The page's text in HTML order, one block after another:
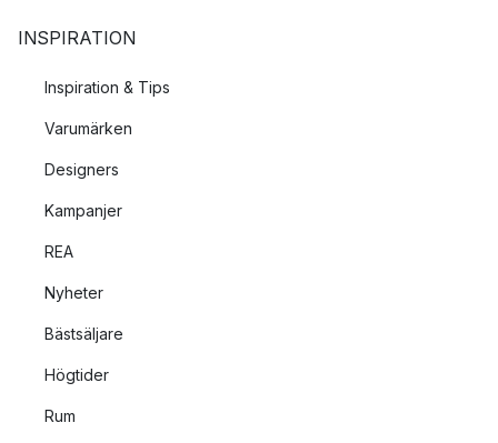
INSPIRATION
Inspiration & Tips
Varumärken
Designers
Kampanjer
REA
Nyheter
Bästsäljare
Högtider
Rum